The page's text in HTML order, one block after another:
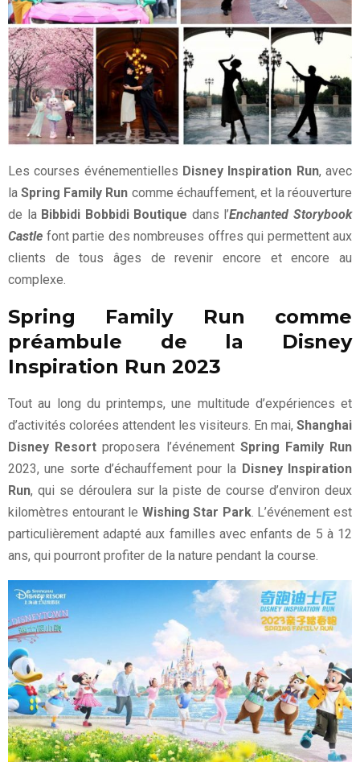
Les courses événementielles Disney Inspiration Run, avec
laSpring Family Run comme échauffement, et la réouverture
de laBibbidi Bobbidi Boutique dans l’Enchanted Storybook
Castle font partie des nombreuses offres qui permettent aux
clients de tous âges de revenir encore et encore au
complexe.
Spring Family Run comme
préambule de la Disney
Inspiration Run 2023
Tout au long du printemps, une multitude d’expériences et
d’activités colorées attendent les visiteurs. En mai, Shanghai
Disney Resort proposera l’événement Spring Family Run
2023, une sorte d’échauffement pour la Disney Inspiration
Run, qui se déroulera sur la piste de course d’environ deux
kilomètres entourant le Wishing Star Park. L’événement est
particulièrement adapté aux familles avec enfants de 5 à 12
ans, qui pourront profiter de la nature pendant la course.